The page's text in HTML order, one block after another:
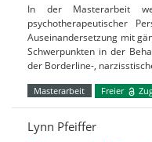
In der Masterarbeit
psychotherapeutischer
Auseinandersetzung mit
Schwerpunkten in der
der Borderline-,
Masterarbeit Freier
Lynn Pfeiffer